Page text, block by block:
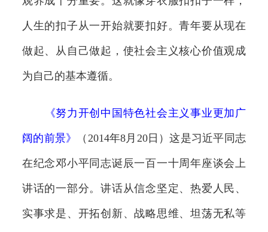
人生的扣子从一开始就要扣好。青年要从现在
做起、从自己做起，使社会主义核心价值观成
为自己的基本遵循。
《努力开创中国特色社会主义事业更加广
阔的前景》 （2014年8月20日）这是习近平同志
在纪念邓小平同志诞辰一百一十周年座谈会上
讲话的一部分。讲话从信念坚定、热爱人民、
实事求是、开拓创新、战略思维、坦荡无私等